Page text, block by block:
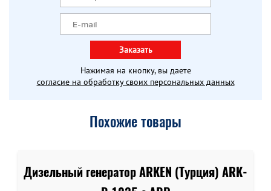
Заказать
Нажимая на кнопку, вы даете
согласие на обработку своих персональных данных
Похожие товары
Дизельный генератор ARKEN (Турция) ARK-